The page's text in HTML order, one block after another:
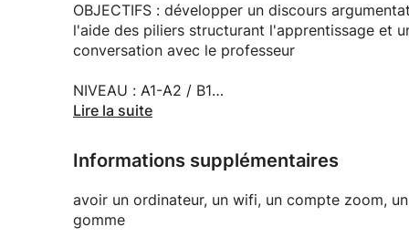
OBJECTIFS : développer un discours
l'aide des piliers structurant l'apprentissage et
conversation avec le professeur
NIVEAU : A1-A2 / B1
Module 1 : prendre connaissance du matériel
Module 2 : créer son modèle
Lire la suite
Informations supplémentaires
avoir un ordinateur, un wifi, un compte zoom,
gomme